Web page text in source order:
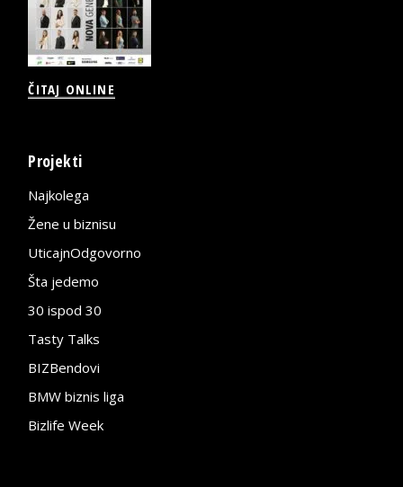
ČITAJ ONLINE
Projekti
Najkolega
Žene u biznisu
UticajnOdgovorno
Šta jedemo
30 ispod 30
Tasty Talks
BIZBendovi
BMW biznis liga
Bizlife Week